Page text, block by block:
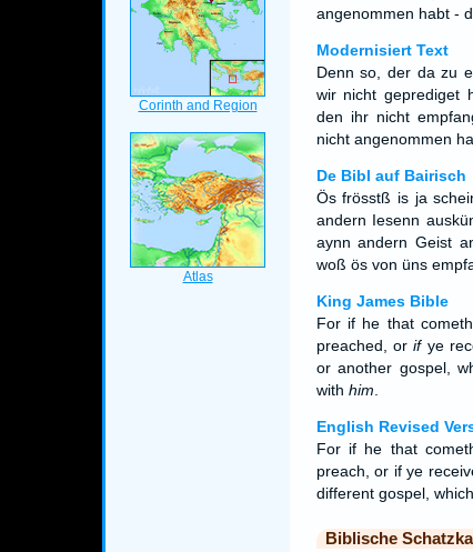
angenommen habt -
Modernisiert Text
Denn so, der da zu
wir nicht geprediget
den ihr nicht
nicht angenommen
De Bibl auf Bairisch
Ös frösstß is ja
andern Iesenn
aynn andern Geist
woß ös von üns
King James Bible
For if he that
preached, orifye
or another gospel,
with him
English Revised
For if he that
preach, or if ye
different gospel,
Biblische